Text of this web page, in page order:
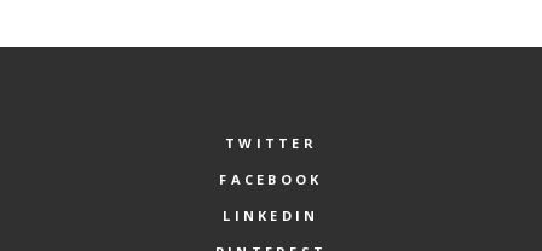
TWITTER
FACEBOOK
LINKEDIN